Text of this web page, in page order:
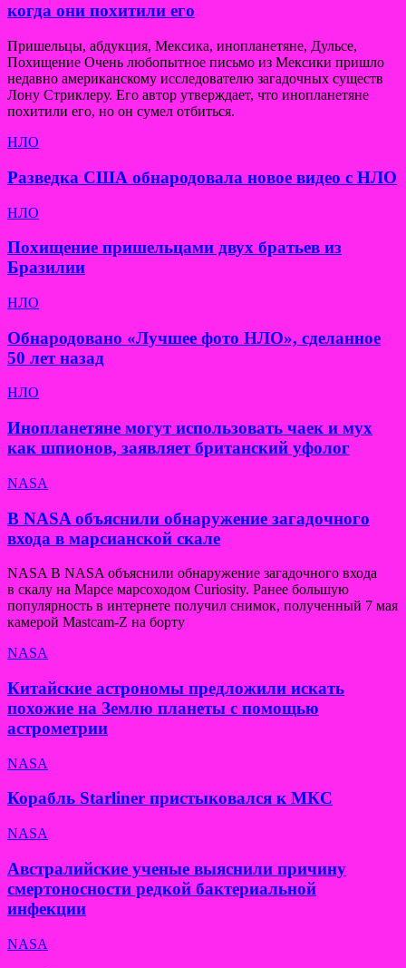
когда они похитили его
Пришельцы, абдукция, Мексика, инопланетяне, Дульсе,
Похищение Очень любопытное письмо из Мексики пришло
недавно американскому исследователю загадочных существ
Лону Стриклеру. Его автор утверждает, что инопланетяне
похитили его, но он сумел отбиться.
НЛО
Разведка США обнародовала новое видео с НЛО
НЛО
Похищение пришельцами двух братьев из
Бразилии
НЛО
Обнародовано «Лучшее фото НЛО», сделанное
50 лет назад
НЛО
Инопланетяне могут использовать чаек и мух
как шпионов, заявляет британский уфолог
NASA
В NASA объяснили обнаружение загадочного
входа в марсианской скале
NASA В NASA объяснили обнаружение загадочного входа
в скалу на Марсе марсоходом Curiosity. Ранее большую
популярность в интернете получил снимок, полученный 7 мая
камерой Mastcam-Z на борту
NASA
Китайские астрономы предложили искать
похожие на Землю планеты с помощью
астрометрии
NASA
Корабль Starliner пристыковался к МКС
NASA
Австралийские ученые выяснили причину
смертоносности редкой бактериальной
инфекции
NASA